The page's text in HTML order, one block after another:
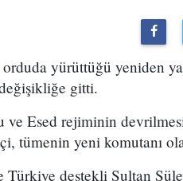
yürüttüğü yeniden
gitti.
Esed rejiminin
tümenin yeni komutanı
destekli Sultan